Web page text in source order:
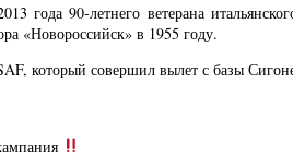
года 90-летнего ветерана
«Новороссийск» в 1955 году.
совершил вылет с базы